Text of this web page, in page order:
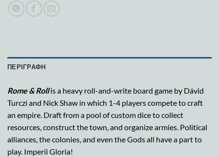
ΠΕΡΙΓΡΑΦΉ
Rome & Rollis a heavy roll-and-write board game by Dávid
Turczi and Nick Shaw in which 1-4 players compete to craft
an empire. Draft from a pool of custom dice to collect
resources, construct the town, and organize armies. Political
alliances, the colonies, and even the Gods all have a part to
play. Imperii Gloria!